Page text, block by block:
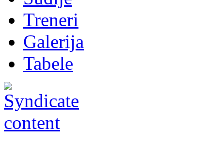
Treneri
Galerija
Tabele